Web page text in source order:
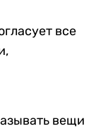
все
вещи